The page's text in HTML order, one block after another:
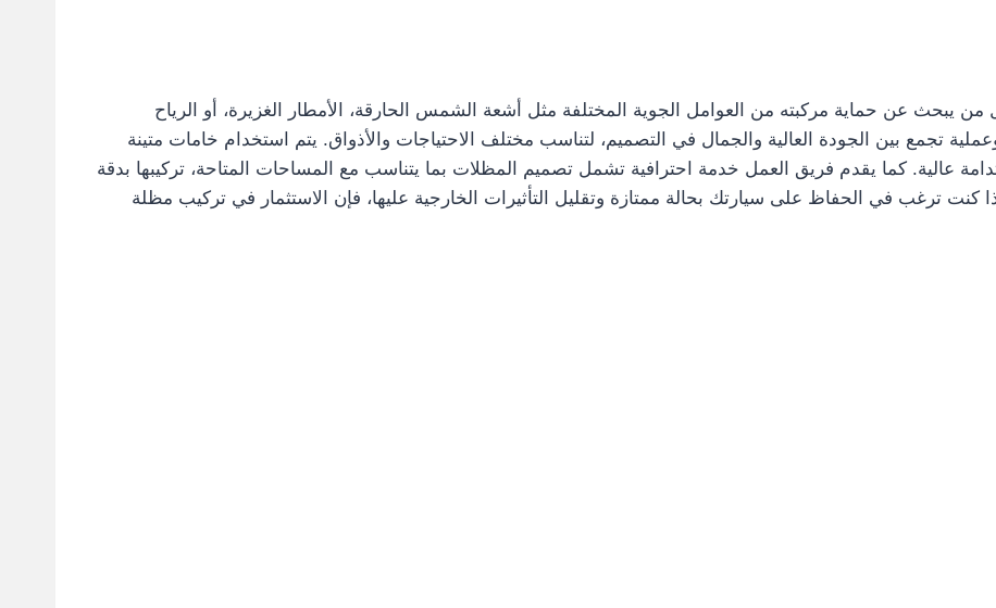
يبحث عن حماية مركبته من العوامل الجوية المختلفة مثل أشعة الشمس الحارقة، الأمطار الغزيرة، أو الرياح
تجمع بين الجودة العالية والجمال في التصميم، لتناسب مختلف الاحتياجات والأذواق. يتم استخدام خامات متينة
عالية. كما يقدم فريق العمل خدمة احترافية تشمل تصميم المظلات بما يتناسب مع المساحات المتاحة، تركيبها بدقة
كنت ترغب في الحفاظ على سيارتك بحالة ممتازة وتقليل التأثيرات الخارجية عليها، فإن الاستثمار في تركيب مظلة